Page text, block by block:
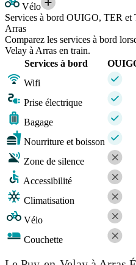
Vélo
Services à bord OUIGO, TER
Arras
Comparez les services à bord
Velay à Arras en train.
Services à bord
Wifi
Prise électrique
Bagage
Nourriture et boisson
Zone de silence
Accessibilité
Climatisation
Vélo
Couchette